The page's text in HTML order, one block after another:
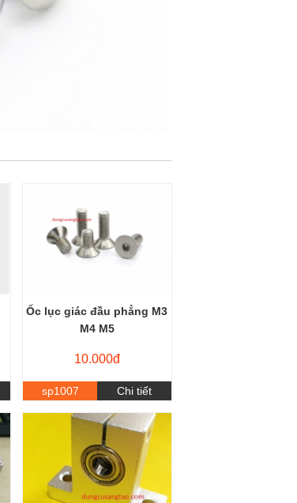
Ốc lục giác đầu phẳng M3
M4 M5
10.000đ
sp1007 Chi tiết